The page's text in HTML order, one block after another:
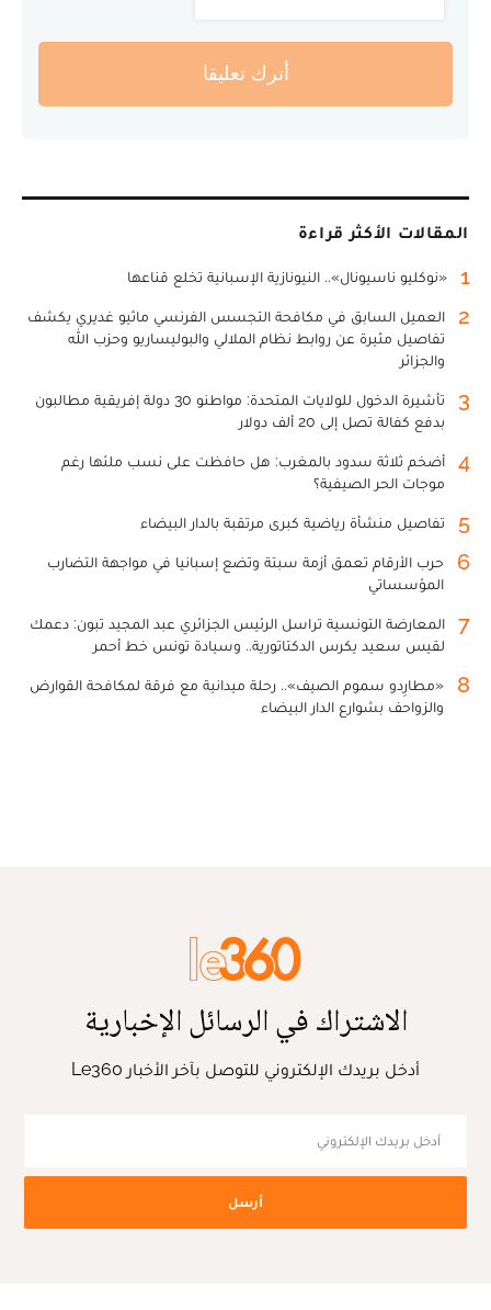
أترك تعليقا
المقالات الأكثر قراءة
1 «نوكليو ناسيونال».. النيونازية الإسبانية تخلع قناعها
2
العميل السابق في مكافحة التجسس الفرنسي ماثيو غديري يكشف
تفاصيل مثيرة عن روابط نظام الملالي والبوليساريو وحزب الله
والجزائر
3
تأشيرة الدخول للولايات المتحدة: مواطنو 30 دولة إفريقية مطالبون
بدفع كفالة تصل إلى 20 ألف دولار
4
أضخم ثلاثة سدود بالمغرب: هل حافظت على نسب ملئها رغم
موجات الحر الصيفية؟
5 تفاصيل منشأة رياضية كبرى مرتقبة بالدار البيضاء
6
حرب الأرقام تعمق أزمة سبتة وتضع إسبانيا في مواجهة التضارب
المؤسساتي
7
المعارضة التونسية تراسل الرئيس الجزائري عبد المجيد تبون: دعمك
لقيس سعيد يكرس الدكتاتورية.. وسيادة تونس خط أحمر
8
«مطارِدو سموم الصيف».. رحلة ميدانية مع فرقة لمكافحة القوارض
والزواحف بشوارع الدار البيضاء
الاشتراك في الرسائل الإخبارية
أدخل بريدك الإلكتروني للتوصل بآخر الأخبار Le360
أرسل